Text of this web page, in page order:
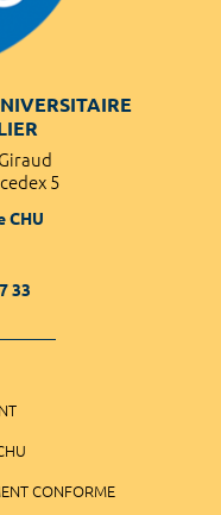
5
CHU
33
CONFORME